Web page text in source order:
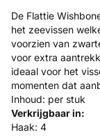
De Flattie
het zeevissen
voorzien van
voor extra
ideaal voor het
momenten dat
Inhoud: per stuk
Verkrijgbaar in:
Haak: 4